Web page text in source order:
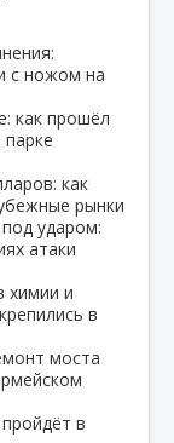
с ножом на
как прошёл
как
рынки
ударом:
атаки
химии и
в
моста
в